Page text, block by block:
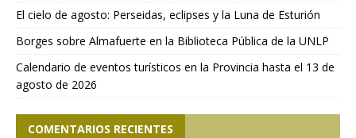
El cielo de agosto: Perseidas, eclipses y la Luna de Esturión
Borges sobre Almafuerte en la Biblioteca Pública de la UNLP
Calendario de eventos turísticos en la Provincia hasta el 13 de
agosto de 2026
COMENTARIOS RECIENTES